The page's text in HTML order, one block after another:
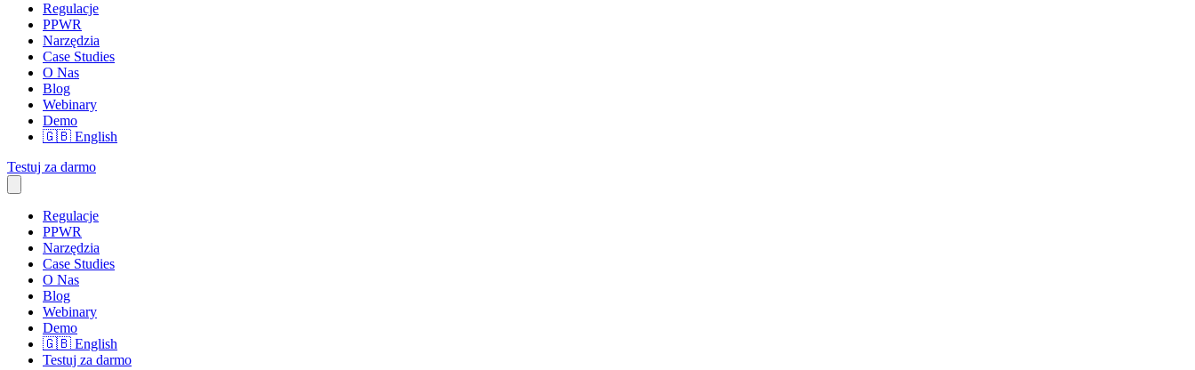
Regulacje
PPWR
Narzędzia
Case Studies
O Nas
Blog
Webinary
Demo
🇬🇧 English
Testuj za darmo
Regulacje
PPWR
Narzędzia
Case Studies
O Nas
Blog
Webinary
Demo
🇬🇧 English
Testuj za darmo